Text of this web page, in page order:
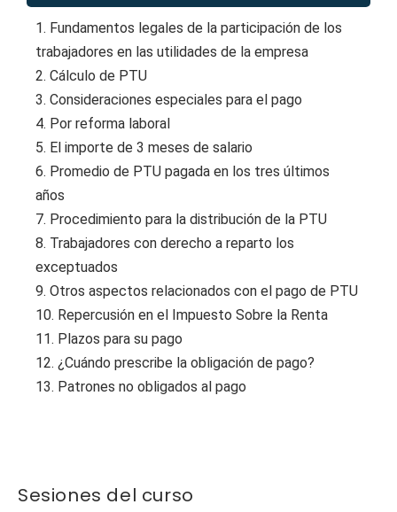
1. Fundamentos legales de la participación de los
trabajadores en las utilidades de la empresa
2. Cálculo de PTU
3. Consideraciones especiales para el pago
4. Por reforma laboral
5. El importe de 3 meses de salario
6. Promedio de PTU pagada en los tres últimos
años
7. Procedimiento para la distribución de la PTU
8. Trabajadores con derecho a reparto los
exceptuados
9. Otros aspectos relacionados con el pago de PTU
10. Repercusión en el Impuesto Sobre la Renta
11. Plazos para su pago
12. ¿Cuándo prescribe la obligación de pago?
13. Patrones no obligados al pago
Sesiones del curso